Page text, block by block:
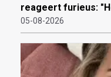
reageert furieus:
05-08-2026